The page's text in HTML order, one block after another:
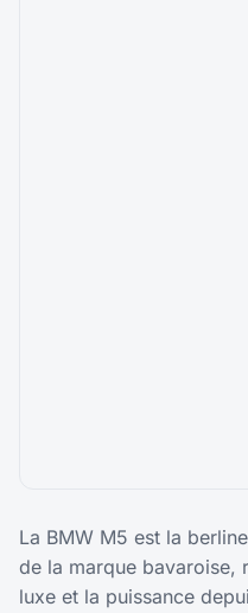
La BMW M5 est la
de la marque bavaroise,
luxe et la puissance